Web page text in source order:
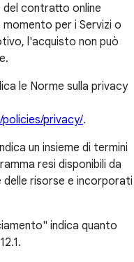
contratto online
per i Servizi o
l'acquisto non può
le Norme sulla privacy
privacy/.
un insieme di termini
resi disponibili da
risorse e incorporati
indica quanto